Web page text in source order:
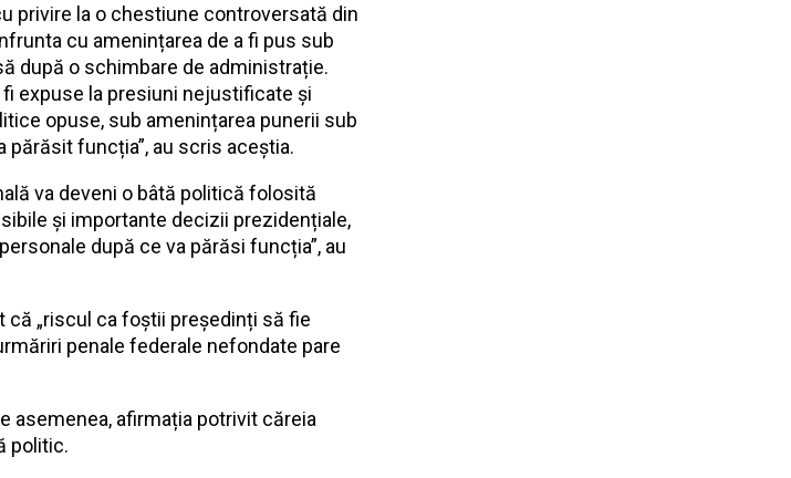
privire la o chestiune controversată din
cu amenințarea de a fi pus sub
după o schimbare de administrație.
expuse la presiuni nejustificate și
opuse, sub amenințarea punerii sub
părăsit funcția”, au scris aceștia.
va deveni o bâtă politică folosită
și importante decizii prezidențiale,
după ce va părăsi funcția”, au
că „riscul ca foștii președinți să fie
penale federale nefondate pare
asemenea, afirmația potrivit căreia
politic.